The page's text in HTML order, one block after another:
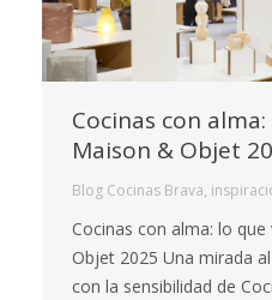
Cocinas con
Maison & Objet
Blog Cocinas Brava,
Cocinas con alma: lo
Objet 2025 Una mirada
con la sensibilidad de